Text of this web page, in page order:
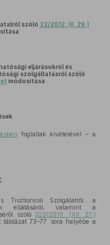
szóló 22/2012. (II. 29.)
eljárásokról és
szolgáltatásról szóló
módosítása
foglaltak kivételével – a
Szolgálatról, a
ellátásáról, valamint a
szóló323/2010. (XII. 27.)
táblázat 73–77. sora helyébe a